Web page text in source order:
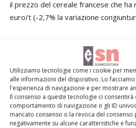
Utilizziamo tecnologie come i cookie per
alle informazioni del dispositivo. Lo
l'esperienza di navigazione e per mostrare
Il consenso a queste tecnologie ci
comportamento di navigazione o gli ID
mancato consenso o la revoca del
negativamente su alcune caratteristiche e
il prezzo del cereale francese che ha
euro/t (-2,7% la variazione
scambiato a 158,5 euro/t. Gli
restano ben al di sotto di quelli fatti
dello scorso anno, con variazioni tra il
In ripresa i prezzi della soia
Milano dove, a gennaio,ha